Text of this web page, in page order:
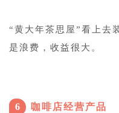
“黄大年茶思屋”看上去
是浪费，收益很大。
6 咖啡店经营产品